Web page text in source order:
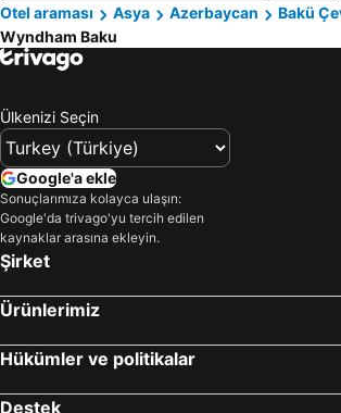
Otel araması
Asya Azerbaycan Bakü
Wyndham Baku
Ülkenizi Seçin
Google'a ekle
Sonuçlarımıza kolayca ulaşın:
Google'da trivago'yu tercih edilen
kaynaklar arasına ekleyin.
Şirket
Ürünlerimiz
Hükümler ve politikalar
Destek